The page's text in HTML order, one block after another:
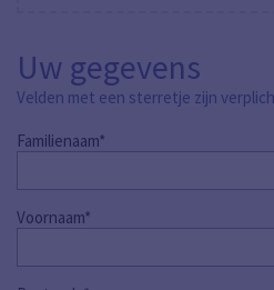
Uw gegevens
Velden met een sterretje zijn
Familienaam*
Voornaam*